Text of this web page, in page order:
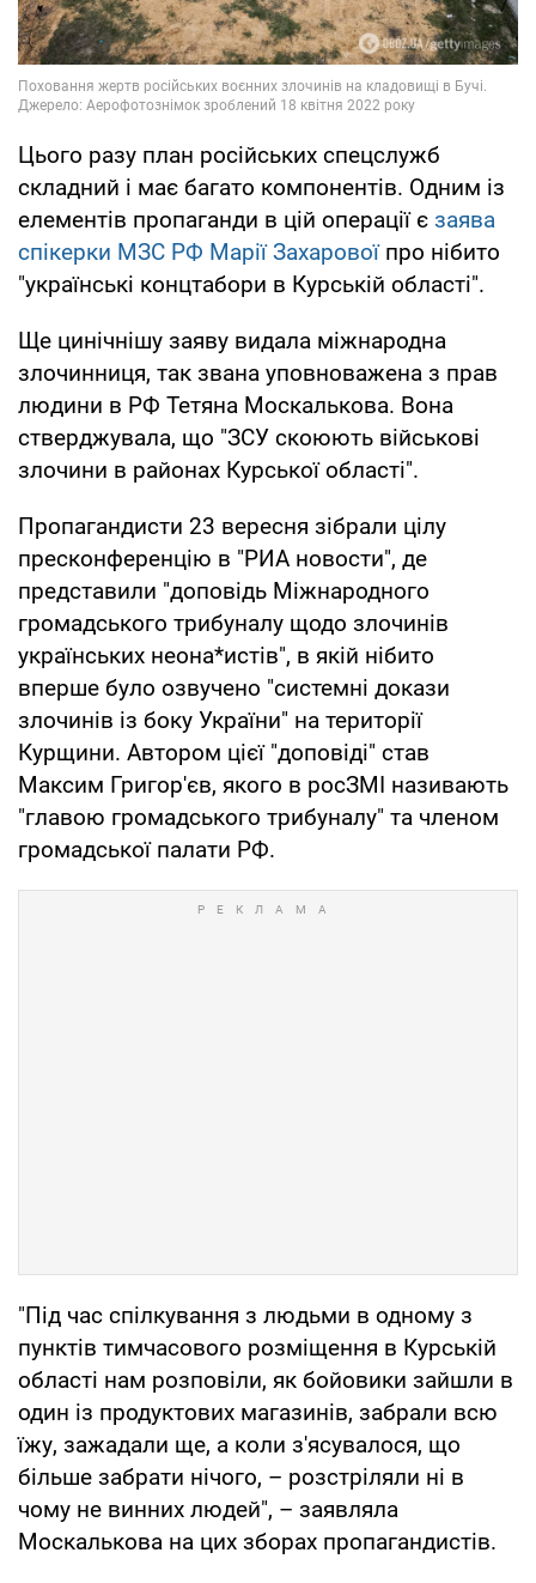
Цього разу план російських спецслужб
складний і має багато компонентів. Одним із
елементів пропаганди в цій операції є заява
спікерки МЗС РФ Марії Захаровоїпро нібито
"українські концтабори в Курській області".
Ще цинічнішу заяву видала міжнародна
злочинниця, так звана уповноважена з прав
людини в РФ Тетяна Москалькова. Вона
стверджувала, що "ЗСУ скоюють військові
злочини в районах Курської області".
Пропагандисти 23 вересня зібрали цілу
пресконференцію в "РИА новости", де
представили "доповідь Міжнародного
громадського трибуналу щодо злочинів
українських неона*истів", в якій нібито
вперше було озвучено "системні докази
злочинів із боку України" на території
Курщини. Автором цієї "доповіді" став
Максим Григор'єв, якого в росЗМІ називають
"главою громадського трибуналу" та членом
громадської палати РФ.
"Під час спілкування з людьми в одному з
пунктів тимчасового розміщення в Курській
області нам розповіли, як бойовики зайшли в
один із продуктових магазинів, забрали всю
їжу, зажадали ще, а коли з'ясувалося, що
більше забрати нічого, – розстріляли ні в
чому не винних людей", – заявляла
Москалькова на цих зборах пропагандистів.